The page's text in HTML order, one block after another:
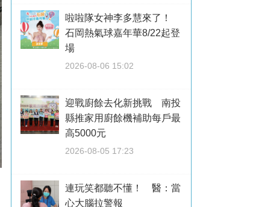
啦啦隊女神李多慧來了！
石岡熱氣球嘉年華8/22起登
場
2026-08-06 15:02
迎戰廚餘去化新挑戰 南投
縣推家用廚餘機補助每戶最
高5000元
2026-08-05 17:23
連玩笑都聽不懂！ 醫：當
心大腦拉警報